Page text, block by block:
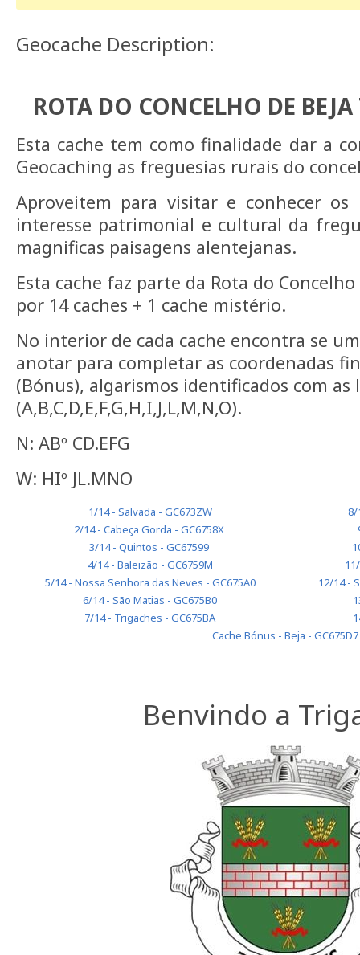
Geocache Description:
ROTA DO CONCELHO DE
Esta cache tem como finalidade dar a
Geocaching as freguesias rurais do
Aproveitem para visitar e conhecer os
interesse patrimonial e cultural da
magnificas paisagens alentejanas.
Esta cache faz parte da Rota do
por 14 caches + 1 cache mistério.
No interior de cada cache encontra se
anotar para completar as coordenadas
(Bónus), algarismos identificados com as
(A,B,C,D,E,F,G,H,I,J,L,M,N,O).
N: ABº CD.EFG
W: HIº JL.MNO
1/14 - Salvada - GC673ZW
8/
2/14 - Cabeça Gorda - GC6758X
3/14 - Quintos - GC67599
4/14 - Baleizão - GC6759M
5/14 - Nossa Senhora das Neves - GC675A0
12/14 -
6/14 - São Matias - GC675B0
7/14 - Trigaches - GC675BA
Cache Bónus - Beja - GC675D7
Benvindo a